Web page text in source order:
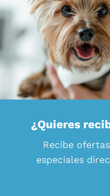
¿Quieres
Recibe
especiales